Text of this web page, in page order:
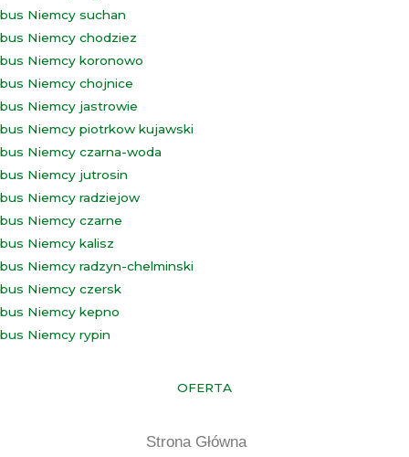
bus Niemcy suchan
bus Niemcy chodziez
bus Niemcy koronowo
bus Niemcy chojnice
bus Niemcy jastrowie
bus Niemcy piotrkow kujawski
bus Niemcy czarna-woda
bus Niemcy jutrosin
bus Niemcy radziejow
bus Niemcy czarne
bus Niemcy kalisz
bus Niemcy radzyn-chelminski
bus Niemcy czersk
bus Niemcy kepno
bus Niemcy rypin
OFERTA
Strona Główna